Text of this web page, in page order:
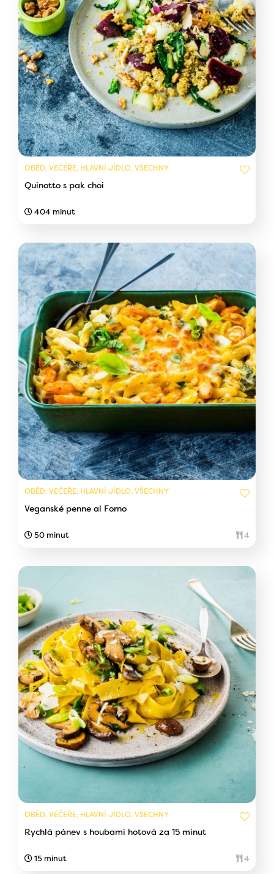
OBĚD, VEČEŘE, HLAVNÍ JÍDLO, VŠECHNY
Quinotto s pak choi
404 minut
OBĚD, VEČEŘE, HLAVNÍ JÍDLO, VŠECHNY
Veganské penne al Forno
50 minut 4
OBĚD, VEČEŘE, HLAVNÍ JÍDLO, VŠECHNY
Rychlá pánev s houbami hotová za 15 minut
15 minut 4